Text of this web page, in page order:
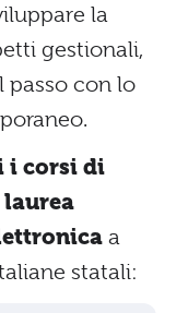
la
gestionali,
passo con lo
i corsi di
a
statali: